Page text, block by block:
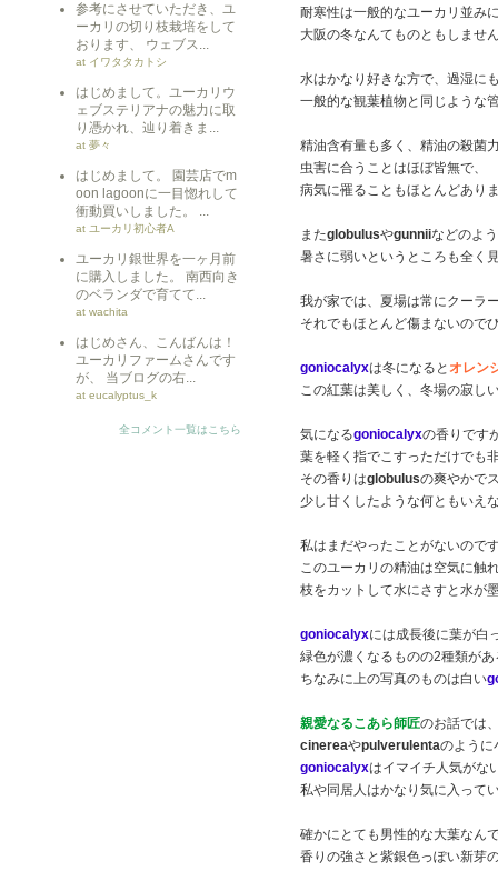
参考にさせていただき、ユ
ーカリの切り枝栽培をして
おります、 ウェブス...
at イワタタカトシ
はじめまして。ユーカリウ
ェブステリアナの魅力に取
り憑かれ、辿り着きま...
at 夢々
はじめまして。 園芸店でm
oon lagoonに一目惚れして
衝動買いしました。 ...
at ユーカリ初心者A
ユーカリ銀世界を一ヶ月前
に購入しました。 南西向き
のベランダで育てて...
at wachita
はじめさん、こんばんは！
ユーカリファームさんです
が、 当ブログの右...
at eucalyptus_k
全コメント一覧はこちら
耐寒性は一般的なユーカリ並み
大阪の冬なんてものともしませ
水はかなり好きな方で、過湿に
一般的な観葉植物と同じような
精油含有量も多く、精油の殺菌
虫害に合うことはほぼ皆無で、
病気に罹ることもほとんどあり
またglobulusやgunniiなどのよ
暑さに弱いというところも全く
我が家では、夏場は常にクーラ
それでもほとんど傷まないので
goniocalyxは冬になると オレン
この紅葉は美しく、冬場の寂し
気になるgoniocalyxの香りです
葉を軽く指でこすっただけでも
その香りはglobulusの爽やかで
少し甘くしたような何ともいえ
私はまだやったことがないので
このユーカリの精油は空気に触
枝をカットして水にさすと水が
goniocalyxには成長後に葉が白
緑色が濃くなるものの2種類が
ちなみに上の写真のものは白い
親愛なるこあら師匠のお話では
cinereaやpulverulentaのように
goniocalyxはイマイチ人気がな
私や同居人はかなり気に入って
確かにとても男性的な大葉なん
香りの強さと紫銀色っぽい新芽